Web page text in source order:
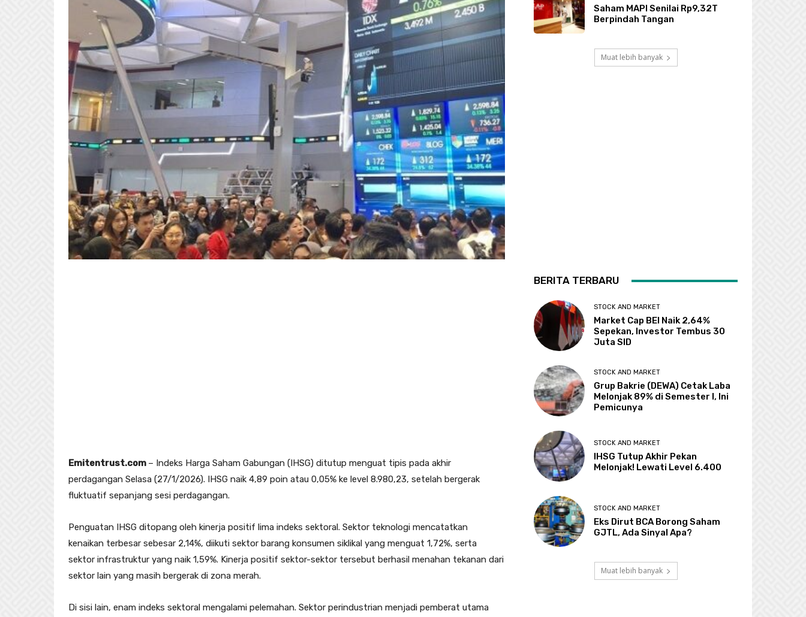
Emitentrust.com – Indeks Harga Saham Gabungan (IHSG) ditutup menguat tipis pada akhir
perdagangan Selasa (27/1/2026). IHSG naik 4,89 poin atau 0,05% ke level 8.980,23, setelah bergerak
fluktuatif sepanjang sesi perdagangan.
Penguatan IHSG ditopang oleh kinerja positif lima indeks sektoral. Sektor teknologi mencatatkan
kenaikan terbesar sebesar 2,14%, diikuti sektor barang konsumen siklikal yang menguat 1,72%, serta
sektor infrastruktur yang naik 1,59%. Kinerja positif sektor-sektor tersebut berhasil menahan tekanan dari
sektor lain yang masih bergerak di zona merah.
Di sisi lain, enam indeks sektoral mengalami pelemahan. Sektor perindustrian menjadi pemberat utama
Saham MAPI Senilai Rp9,32T
Berpindah Tangan
Muat lebih banyak
BERITA TERBARU
STOCK AND MARKET
Market Cap BEI Naik 2,64%
Sepekan, Investor Tembus 30
Juta SID
STOCK AND MARKET
Grup Bakrie (DEWA) Cetak Laba
Melonjak 89% di Semester I, Ini
Pemicunya
STOCK AND MARKET
IHSG Tutup Akhir Pekan
Melonjak! Lewati Level 6.400
STOCK AND MARKET
Eks Dirut BCA Borong Saham
GJTL, Ada Sinyal Apa?
Muat lebih banyak